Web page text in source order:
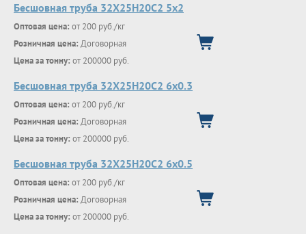
Бесшовная труба 32Х25Н20С2 5х2
Оптовая цена: от 200 руб./кг
Розничная цена: Договорная
Цена за тонну: от 200000 руб.
Бесшовная труба 32Х25Н20С2 6х0.3
Оптовая цена: от 200 руб./кг
Розничная цена: Договорная
Цена за тонну: от 200000 руб.
Бесшовная труба 32Х25Н20С2 6х0.5
Оптовая цена: от 200 руб./кг
Розничная цена: Договорная
Цена за тонну: от 200000 руб.